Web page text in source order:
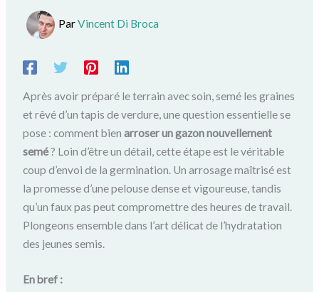
ParVincent Di Broca
Après avoir préparé le terrain avec soin, semé les graines
et rêvé d’un tapis de verdure, une question essentielle se
pose : comment bienarroser un gazon nouvellement
semé? Loin d’être un détail, cette étape est le véritable
coup d’envoi de la germination. Un arrosage maîtrisé est
la promesse d’une pelouse dense et vigoureuse, tandis
qu’un faux pas peut compromettre des heures de travail.
Plongeons ensemble dans l’art délicat de l’hydratation
des jeunes semis.
En bref :